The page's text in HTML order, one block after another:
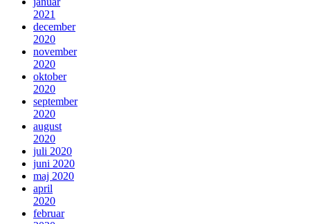
2021
december
2020
november
2020
oktober
2020
september
2020
august
2020
juli 2020
juni 2020
maj 2020
april
2020
februar